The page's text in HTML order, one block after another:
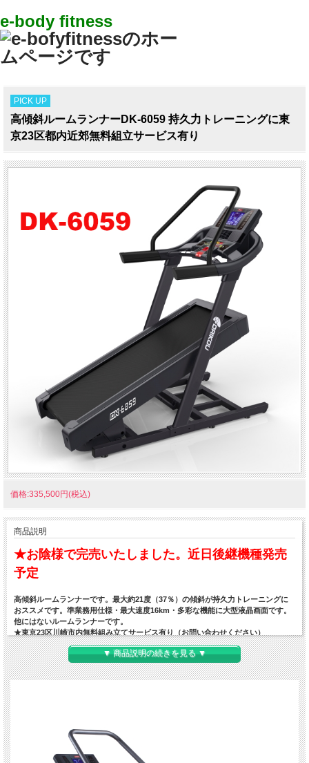
e-body fitness
PICK UP
高傾斜ルームランナーDK-6059 持久力トレーニングに東
京23区都内近郊無料組立サービス有り
価格:335,500円(税込)
商品説明
★お陰様で完売いたしました。近日後継機種発売
予定
高傾斜ルームランナーです。最大約21度（37％）の傾斜が持久力トレーニングに
おススメです。準業務用仕様・最大速度16km・多彩な機能に大型液晶画面です。
他にはないルームランナーです。
★東京23区川崎市内無料組み立てサービス有り（お問い合わせください）
★メーカー純正床保護マット＋シリコンスプレープレゼント
★送料無料（北海道、九州送料別途見積もり）
★沖縄、離島不可となります
☆梱包重量が100kgを超える重量物です。男性3人での移動をお勧めいたします。
▼ 商品説明の続きを見る ▼